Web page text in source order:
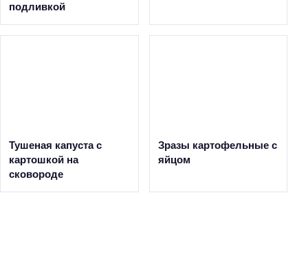
подливкой
Тушеная капуста с
картошкой на
сковороде
Зразы картофельные с
яйцом